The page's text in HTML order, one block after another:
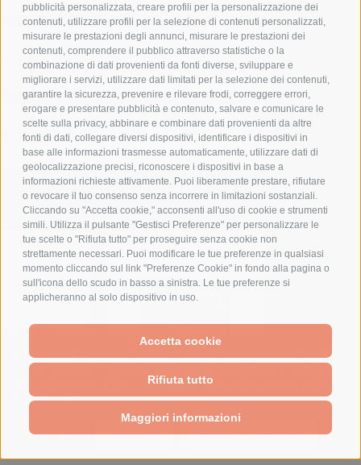
pubblicità personalizzata, creare profili per la personalizzazione dei
contenuti, utilizzare profili per la selezione di contenuti personalizzati,
misurare le prestazioni degli annunci, misurare le prestazioni dei
contenuti, comprendere il pubblico attraverso statistiche o la
combinazione di dati provenienti da fonti diverse, sviluppare e
migliorare i servizi, utilizzare dati limitati per la selezione dei contenuti,
garantire la sicurezza, prevenire e rilevare frodi, correggere errori,
erogare e presentare pubblicità e contenuto, salvare e comunicare le
scelte sulla privacy, abbinare e combinare dati provenienti da altre
fonti di dati, collegare diversi dispositivi, identificare i dispositivi in
base alle informazioni trasmesse automaticamente, utilizzare dati di
geolocalizzazione precisi, riconoscere i dispositivi in base a
informazioni richieste attivamente. Puoi liberamente prestare, rifiutare
o revocare il tuo consenso senza incorrere in limitazioni sostanziali.
Cliccando su "Accetta cookie," acconsenti all'uso di cookie e strumenti
simili. Utilizza il pulsante "Gestisci Preferenze" per personalizzare le
tue scelte o "Rifiuta tutto" per proseguire senza cookie non
strettamente necessari. Puoi modificare le tue preferenze in qualsiasi
momento cliccando sul link "Preferenze Cookie" in fondo alla pagina o
sull'icona dello scudo in basso a sinistra. Le tue preferenze si
applicheranno al solo dispositivo in uso.
Accetta cookie
Rifiuta tutto
Maggiori informazioni
PRODOTTI CORRELATI
O-
INTERRUTTORE TMAX
We use cookies (and other similar technologies) to collect data
to improve your shopping experience.
By using our website,
you're agreeing to the collection of data as described in our
Privacy Policy.
Settings Reject all Accept All Cookies